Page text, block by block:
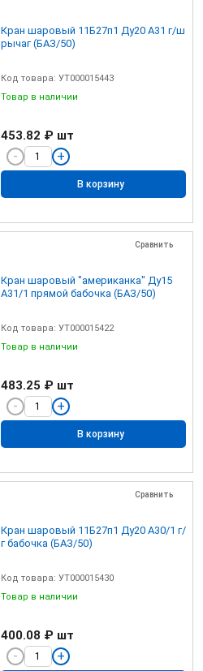
Кран шаровый 11Б27п1 Ду20 А31 г/ш
рычаг (БАЗ/50)
Код товара: УТ000015443
Товар в наличии
453.82 ₽ шт
В корзину
Сравнить
Кран шаровый "американка" Ду15
А31/1 прямой бабочка (БАЗ/50)
Код товара: УТ000015422
Товар в наличии
483.25 ₽ шт
В корзину
Сравнить
Кран шаровый 11Б27п1 Ду20 А30/1 г/
г бабочка (БАЗ/50)
Код товара: УТ000015430
Товар в наличии
400.08 ₽ шт